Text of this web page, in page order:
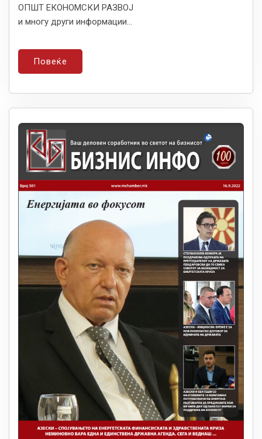
ОПШТ ЕКОНОМСКИ РАЗВОЈ
и многу други информации...
Повеќе